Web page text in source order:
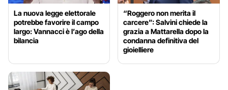
La nuova legge elettorale
potrebbe favorire il campo
largo: Vannacci è l’ago della
bilancia
“Roggero non merita il
carcere”: Salvini chiede la
grazia a Mattarella dopo la
condanna definitiva del
gioielliere